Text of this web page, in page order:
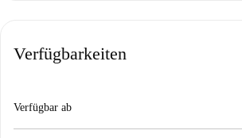
Verfügbarkeiten
Verfügbar ab